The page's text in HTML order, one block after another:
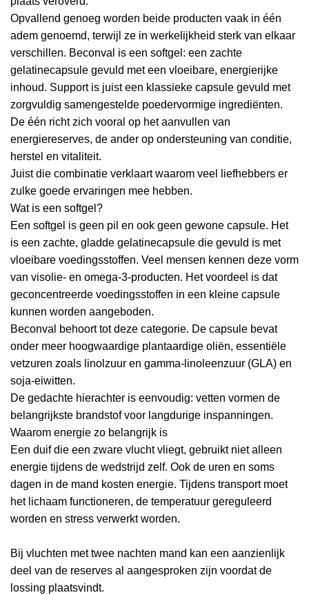
Opvallend genoeg worden beide producten vaak in één
adem genoemd, terwijl ze in werkelijkheid sterk van elkaar
verschillen. Beconval is een softgel: een zachte
gelatinecapsule gevuld met een vloeibare, energierijke
inhoud. Support is juist een klassieke capsule gevuld met
zorgvuldig samengestelde poedervormige ingrediënten.
De één richt zich vooral op het aanvullen van
energiereserves, de ander op ondersteuning van conditie,
herstel en vitaliteit.
Juist die combinatie verklaart waarom veel liefhebbers er
zulke goede ervaringen mee hebben.
Wat is een softgel?
Een softgel is geen pil en ook geen gewone capsule. Het
is een zachte, gladde gelatinecapsule die gevuld is met
vloeibare voedingsstoffen. Veel mensen kennen deze vorm
van visolie- en omega-3-producten. Het voordeel is dat
geconcentreerde voedingsstoffen in een kleine capsule
kunnen worden aangeboden.
Beconval behoort tot deze categorie. De capsule bevat
onder meer hoogwaardige plantaardige oliën, essentiële
vetzuren zoals linolzuur en gamma-linoleenzuur (GLA) en
soja-eiwitten.
De gedachte hierachter is eenvoudig: vetten vormen de
belangrijkste brandstof voor langdurige inspanningen.
Waarom energie zo belangrijk is
Een duif die een zware vlucht vliegt, gebruikt niet alleen
energie tijdens de wedstrijd zelf. Ook de uren en soms
dagen in de mand kosten energie. Tijdens transport moet
het lichaam functioneren, de temperatuur gereguleerd
worden en stress verwerkt worden.
Bij vluchten met twee nachten mand kan een aanzienlijk
deel van de reserves al aangesproken zijn voordat de
lossing plaatsvindt.